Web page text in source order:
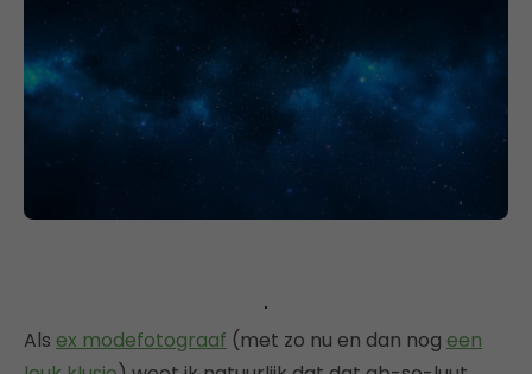
Als ex modefotograaf (met zo nu en dan nog een